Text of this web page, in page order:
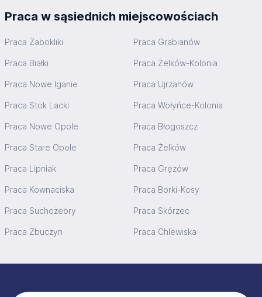
Praca w sąsiednich miejscowościach
Praca Żabokliki Praca Grabianów
Praca Białki Praca Żelków-Kolonia
Praca Nowe Iganie Praca Ujrzanów
Praca Stok Lacki Praca Wołyńce-Kolonia
Praca Nowe Opole Praca Błogoszcz
Praca Stare Opole Praca Żelków
Praca Lipniak Praca Gręzów
Praca Kownaciska Praca Borki-Kosy
Praca Suchożebry Praca Skórzec
Praca Zbuczyn Praca Chlewiska